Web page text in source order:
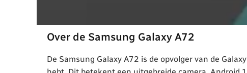
Over de Samsung Galaxy A72
De Samsung Galaxy A72 is de opvolger van de